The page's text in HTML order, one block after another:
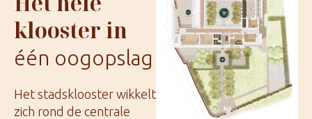
klooster in
één oogopslag
Het stadsklooster wikkelt
zich rond de centrale